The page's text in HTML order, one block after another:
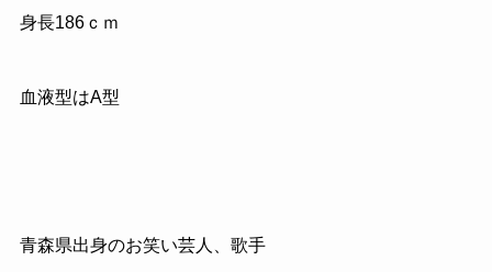
身長186ｃｍ
血液型はA型
青森県出身のお笑い芸人、歌手